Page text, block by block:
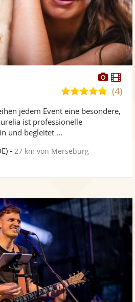
Fotos
5,0
5
(4)
jedem Event eine besondere,
ist professionelle
und begleitet ...
- 27 km von Merseburg